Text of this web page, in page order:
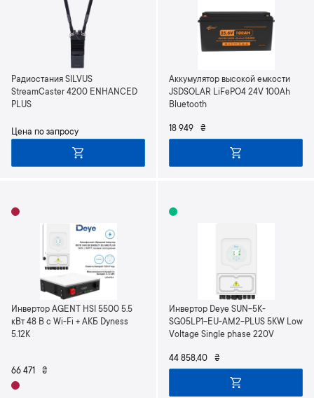
Радиостания SILVUS
StreamCaster 4200 ENHANCED
PLUS
Цена по запросу
Аккумулятор высокой емкости
JSDSOLAR LiFePO4 24V 100Ah
Bluetooth
18 949 ₴
Инвертор AGENT HSI 5500 5.5
кВт 48 В с Wi-Fi + АКБ Dyness
5.12K
66 471 ₴
Инвертор Deye SUN-5K-
SG05LP1-EU-AM2-PLUS 5KW Low
Voltage Single phase 220V
44 858,40 ₴